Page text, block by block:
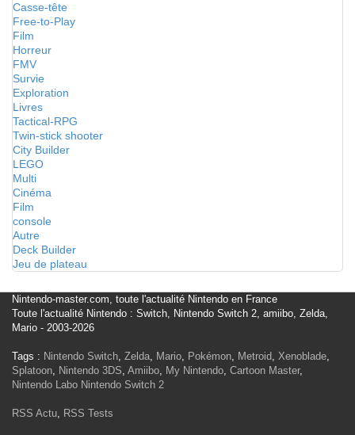
Casse-tête
Free-to-Play
Film
Horreur
FMV
Survie
Exploration
Livres
Tactical-RPG
Twin-stick shooter
City Builder
LEGO
Multi
Cinéma
Film
console
Autre
Deck Builder
Jeu de plateau
Nintendo-master.com, toute l'actualité Nintendo en France
Toute l'actualité Nintendo : Switch, Nintendo Switch 2, amiibo, Zelda,
Mario - 2003-2026
Tags : Nintendo Switch, Zelda, Mario, Pokémon, Metroid, Xenoblade,
Splatoon, Nintendo 3DS, Amiibo, My Nintendo, Cartoon Master,
Nintendo Labo Nintendo Switch 2
RSS Actu, RSS Tests